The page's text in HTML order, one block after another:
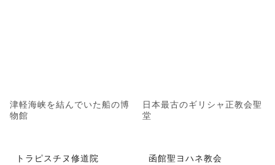
津軽海峡を結んでいた船の博
物館
日本最古のギリシャ正教会聖
堂
トラピスチヌ修道院 函館聖ヨハネ教会